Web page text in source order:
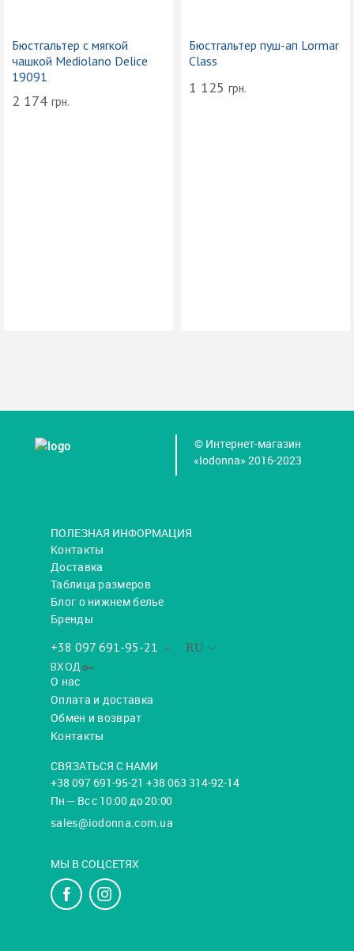
Бюстгальтер с мягкой
чашкой Mediolano Delice
19091
2 174 грн.
Бюстгальтер пуш-ап Lormar
Class
1 125 грн.
© Интернет-магазин
«Iodonna» 2016-2023
ПОЛЕЗНАЯ ИНФОРМАЦИЯ
Контакты
Доставка
Таблица размеров
Блог о нижнем белье
Бренды
RU
+38 097 691-95-21
ВХОД
О нас
Оплата и доставка
Обмен и возврат
Контакты
СВЯЗАТЬСЯ С НАМИ
+38 097 691-95-21 +38 063 314-92-14
Пн — Вс с 10:00 до 20:00
sales@iodonna.com.ua
МЫ В СОЦСЕТЯХ